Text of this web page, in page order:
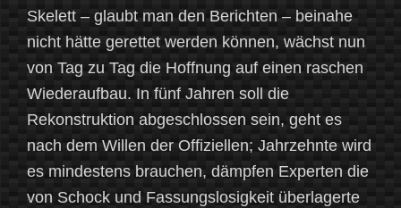
Skelett – glaubt man den Berichten – beinahe
nicht hätte gerettet werden können, wächst nun
von Tag zu Tag die Hoffnung auf einen raschen
Wiederaufbau. In fünf Jahren soll die
Rekonstruktion abgeschlossen sein, geht es
nach dem Willen der Offiziellen; Jahrzehnte wird
es mindestens brauchen, dämpfen Experten die
von Schock und Fassungslosigkeit überlagerte